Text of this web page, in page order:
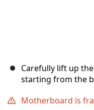
Carefully lift up
starting from the
Motherboard is